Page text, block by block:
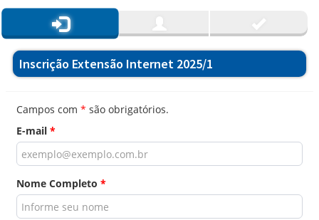
Inscrição Extensão Internet 2025/1
Campos com * são obrigatórios.
E-mail *
Nome Completo *